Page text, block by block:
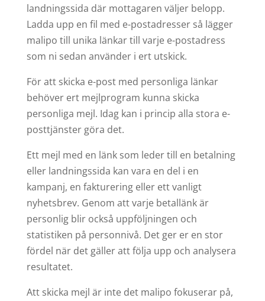
landningssida där mottagaren väljer belopp.
Ladda upp en fil med e-postadresser så lägger
malipo till unika länkar till varje e-postadress
som ni sedan använder i ert utskick.
För att skicka e-post med personliga länkar
behöver ert mejlprogram kunna skicka
personliga mejl. Idag kan i princip alla stora e-
posttjänster göra det.
Ett mejl med en länk som leder till en betalning
eller landningssida kan vara en del i en
kampanj, en fakturering eller ett vanligt
nyhetsbrev. Genom att varje betallänk är
personlig blir också uppföljningen och
statistiken på personnivå. Det ger er en stor
fördel när det gäller att följa upp och analysera
resultatet.
Att skicka mejl är inte det malipo fokuserar på,